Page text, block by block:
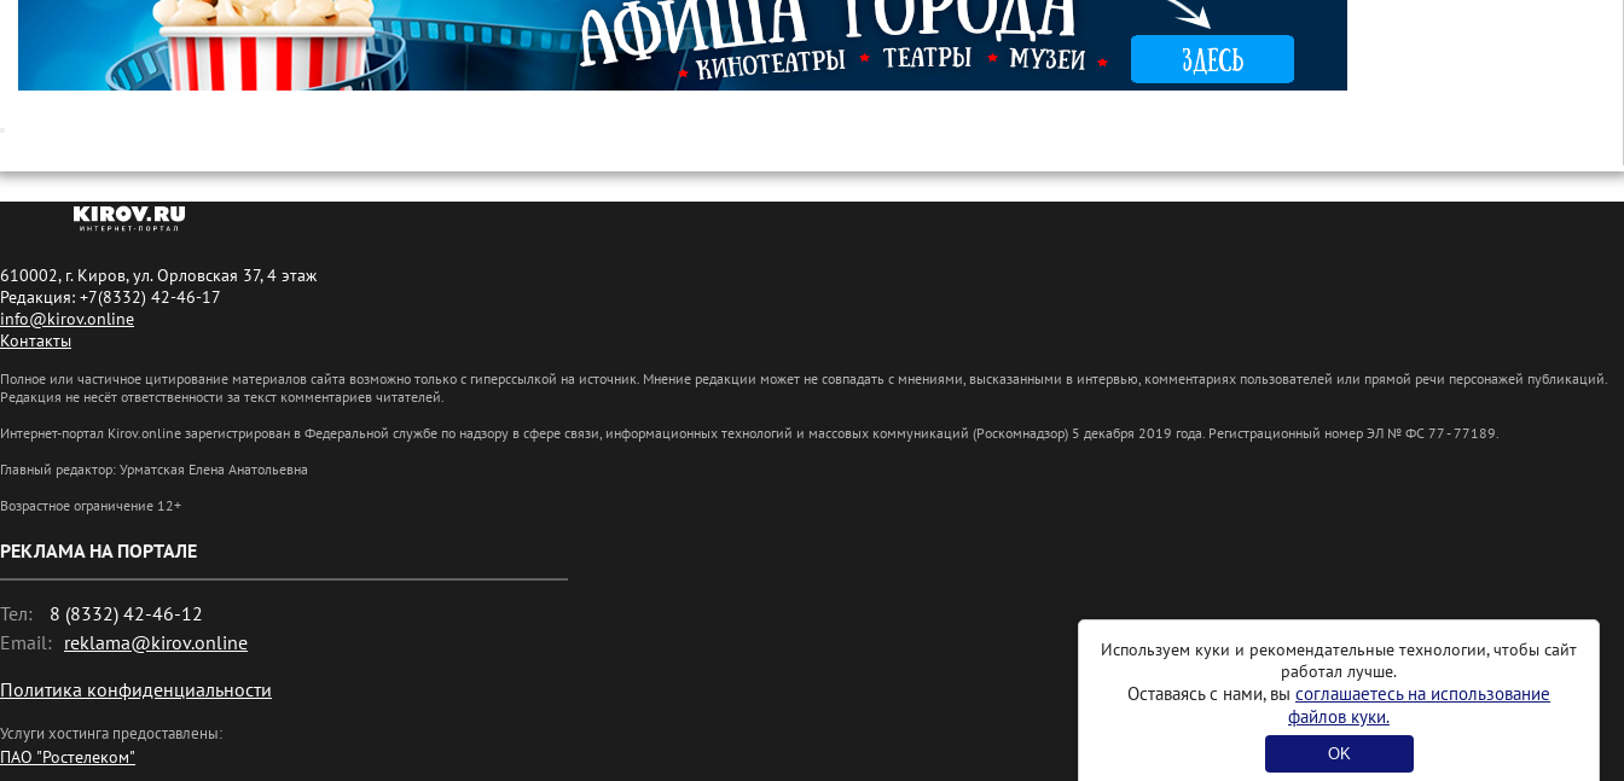
610002, г. Киров, ул. Орловская 37, 4 этаж
Редакция: +7(8332) 42-46-17
info@kirov.online
Контакты
Полное или частичное цитирование материалов сайта возможно только с гиперссылкой на источник. Мнение редакции может не совпадать с мнениями, высказанными в интервью, комментариях пользователей или прямой речи персонажей публикаций.
Редакция не несёт ответственности за текст комментариев читателей.
Интернет-портал Kirov.online зарегистрирован в Федеральной службе по надзору в сфере связи, информационных технологий и массовых коммуникаций (Роскомнадзор) 5 декабря 2019 года. Регистрационный номер ЭЛ № ФС 77 - 77189.
Главный редактор: Урматская Елена Анатольевна
Возрастное ограничение 12+
РЕКЛАМА НА ПОРТАЛЕ
Тел:
8 (8332) 42-46-12
Email: reklama@kirov.online
Политика конфиденциальности
Услуги хостинга предоставлены:
ПАО "Ростелеком"
Используем куки и рекомендательные технологии, чтобы сайт
работал лучше.
Оставаясь с нами, вы соглашаетесь на использование
файлов куки.
OK